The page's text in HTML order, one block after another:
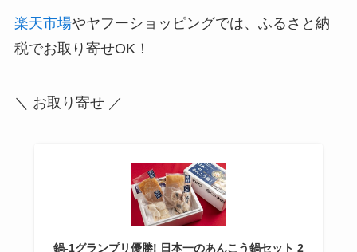
楽天市場やヤフーショッピングでは、ふるさと納
税でお取り寄せOK！
＼ お取り寄せ ／
鍋-1グランプリ優勝! 日本一のあんこう鍋セット 2